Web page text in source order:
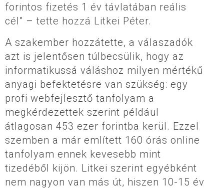
forintos fizetés 1 év távlatában reális
cél” – tette hozzá Litkei Péter.
A szakember hozzátette, a válaszadók
azt is jelentősen túlbecsülik, hogy az
informatikussá váláshoz milyen mértékű
anyagi befektetésre van szükség: egy
profi webfejlesztő tanfolyam a
megkérdezettek szerint például
átlagosan 453 ezer forintba kerül. Ezzel
szemben a már említett 160 órás online
tanfolyam ennek kevesebb mint
tizedéből kijön. Litkei szerint egyébként
nem nagyon van más út, hiszen 10-15 év